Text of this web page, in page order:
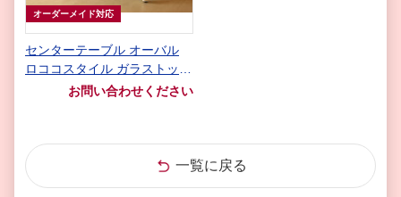
オーダーメイド対応
センターテーブル オーバル
ロココスタイル ガラストップ
布張り マリーアントワネット
お問い合わせください
一覧に戻る